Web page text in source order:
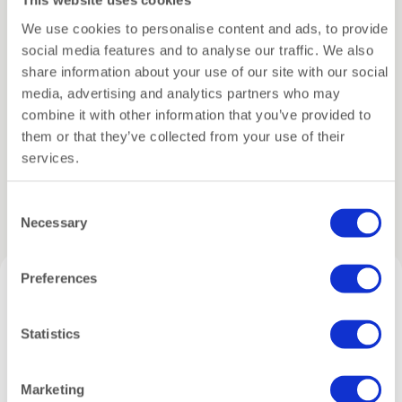
We use cookies to personalise content and ads, to provide
social media features and to analyse our traffic. We also
share information about your use of our site with our social
media, advertising and analytics partners who may
combine it with other information that you’ve provided to
them or that they’ve collected from your use of their
services.
Selection
Necessary
Preferences
Statistics
Marketing
resultaat? Een stoer kunstobject dat net zo cool is
als de originele schoen – en een stuk
milieuvriendelijker.
⚠️ Waarschuwing: het bouwen is verslavend. Grote
kans dat je na deze direct je volgende Cartonic
puzzel wil kiezen.
Of je ‘m nu personaliseert, schildert of puur naturel
laat: deze sneaker verdient een plek in huis. Perfect
minstens zo leuk om te geven als om te maken.
Gemaakt van gerecycled karton – ecologisch én
Eenvoudig te monteren (geen lijm nodig)
Specificaties
Verzending
Inpakservice
Gerelateerde producten